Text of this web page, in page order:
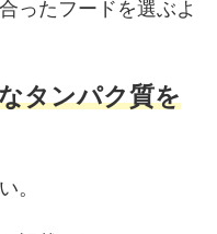
ったフードを選ぶよ
タンパク質を
。